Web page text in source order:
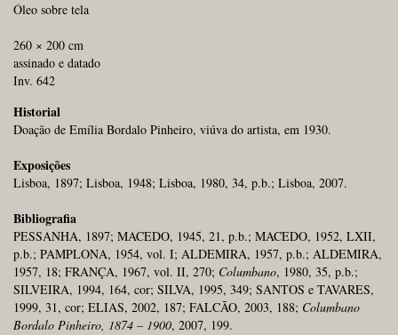
Óleo sobre tela
260 × 200 cm
assinado e datado
Inv. 642
Historial
Doação de Emília Bordalo Pinheiro, viúva do artista, em 1930.
Exposições
Lisboa, 1897; Lisboa, 1948; Lisboa, 1980, 34, p.b.; Lisboa, 2007.
Bibliografia
PESSANHA, 1897; MACEDO, 1945, 21, p.b.; MACEDO, 1952, LXII,
p.b.; PAMPLONA, 1954, vol. I; ALDEMIRA, 1957, p.b.; ALDEMIRA,
1957, 18; FRANÇA, 1967, vol. II, 270; Columbano, 1980, 35, p.b.;
SILVEIRA, 1994, 164, cor; SILVA, 1995, 349; SANTOS e TAVARES,
1999, 31, cor; ELIAS, 2002, 187; FALCÃO, 2003, 188; Columbano
Bordalo Pinheiro, 1874 – 1900, 2007, 199.